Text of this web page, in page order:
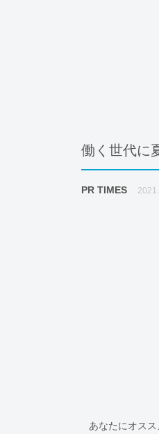
働く世代に
PR TIMES
あなたにオス